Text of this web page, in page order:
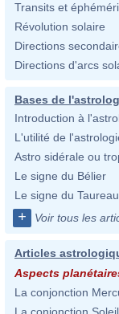
Transits et
Révolution solaire
Directions
Directions d'arcs
Bases de
Introduction à
L'utilité de
Astro sidérale ou
Le signe du Bélier
Le signe du Taureau
+ Voir tous les
Articles
Aspects
La conjonction